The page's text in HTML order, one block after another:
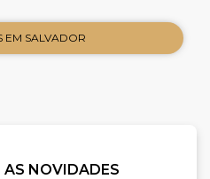
EM SALVADOR
AS NOVIDADES